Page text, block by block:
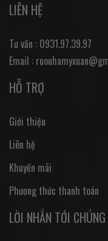
LIÊN HỆ
Tư vấn : 0931.97.39.97
Email :
HỖ TRỢ
Giới thiệu
Liên hệ
Khuyến mãi
Phương thức thanh toán
LỜI NHẮN TỚI